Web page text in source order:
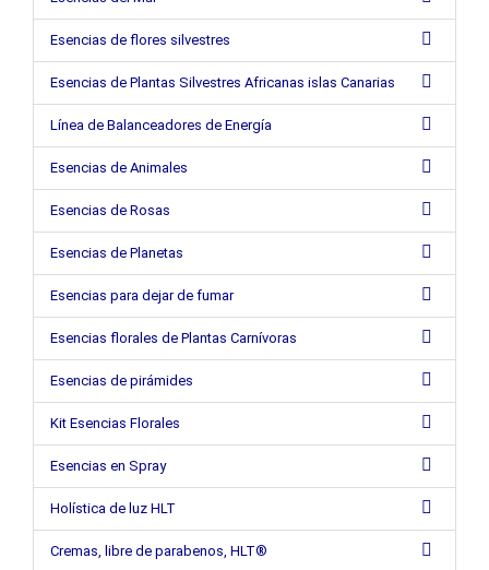
Esencias de flores silvestres
Esencias de Plantas Silvestres Africanas islas Canarias
Línea de Balanceadores de Energía
Esencias de Animales
Esencias de Rosas
Esencias de Planetas
Esencias para dejar de fumar
Esencias florales de Plantas Carnívoras
Esencias de pirámides
Kit Esencias Florales
Esencias en Spray
Holística de luz HLT
Cremas, libre de parabenos, HLT®